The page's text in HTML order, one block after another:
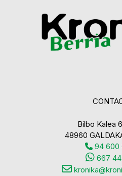
Bilbo Kalea
48960
94 600
667